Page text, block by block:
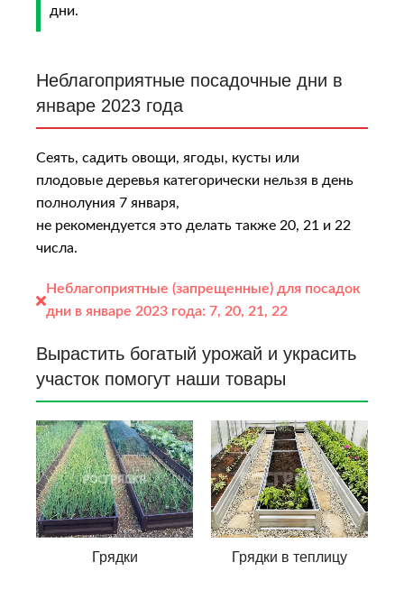
дни.
Неблагоприятные посадочные дни в
январе 2023 года
Сеять, садить овощи, ягоды, кусты или
плодовые деревья категорически нельзя в день
полнолуния 7 января,
не рекомендуется это делать также 20, 21 и 22
числа.
Неблагоприятные (запрещенные) для посадок
дни в январе 2023 года: 7, 20, 21, 22
Вырастить богатый урожай и украсить
участок помогут наши товары
Грядки Грядки в теплицу